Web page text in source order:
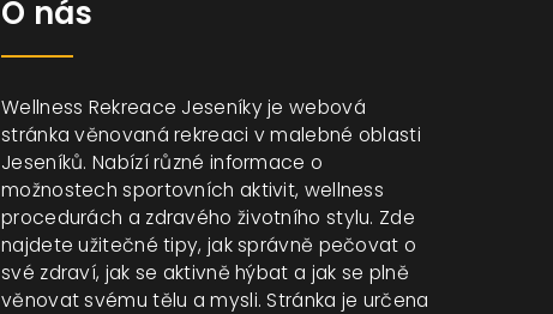
O nás
Wellness Rekreace Jeseníky je webová
stránka věnovaná rekreaci v malebné oblasti
Jeseníků. Nabízí různé informace o
možnostech sportovních aktivit, wellness
procedurách a zdravého životního stylu. Zde
najdete užitečné tipy, jak správně pečovat o
své zdraví, jak se aktivně hýbat a jak se plně
věnovat svému tělu a mysli. Stránka je určena